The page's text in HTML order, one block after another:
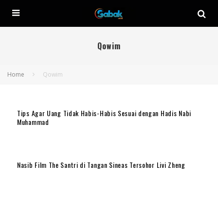
Qowim
Home Qowim
Tips Agar Uang Tidak Habis-Habis Sesuai dengan Hadis Nabi
Muhammad
Nasib Film The Santri di Tangan Sineas Tersohor Livi Zheng